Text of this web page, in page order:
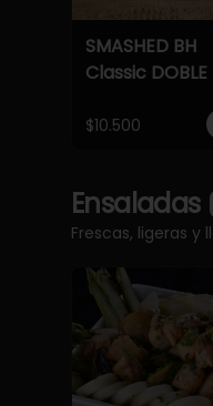
SMASHED BH
Classic DOBLE
$10.500
Ensaladas
Frescas, ligeras